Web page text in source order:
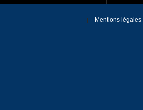
Mentions légales